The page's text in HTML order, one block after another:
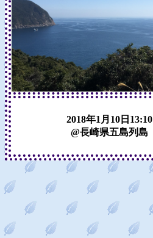
2018年1月10日13:10
@長崎県五島列島